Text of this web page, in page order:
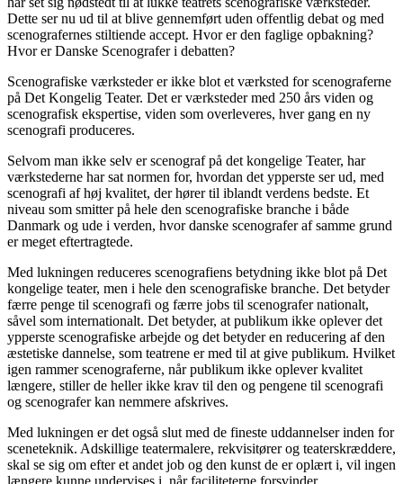
Dette ser nu ud til at blive gennemført uden offentlig debat og med
scenografernes stiltiende accept. Hvor er den faglige opbakning?
Hvor er Danske Scenografer i debatten?
Scenografiske værksteder er ikke blot et værksted for scenograferne
på Det Kongelig Teater. Det er værksteder med 250 års viden og
scenografisk ekspertise, viden som overleveres, hver gang en ny
scenografi produceres.
Selvom man ikke selv er scenograf på det kongelige Teater, har
værkstederne har sat normen for, hvordan det ypperste ser ud, med
scenografi af høj kvalitet, der hører til iblandt verdens bedste. Et
niveau som smitter på hele den scenografiske branche i både
Danmark og ude i verden, hvor danske scenografer af samme grund
er meget eftertragtede.
Med lukningen reduceres scenografiens betydning ikke blot på Det
kongelige teater, men i hele den scenografiske branche. Det betyder
færre penge til scenografi og færre jobs til scenografer nationalt,
såvel som internationalt. Det betyder, at publikum ikke oplever det
ypperste scenografiske arbejde og det betyder en reducering af den
æstetiske dannelse, som teatrene er med til at give publikum. Hvilket
igen rammer scenograferne, når publikum ikke oplever kvalitet
længere, stiller de heller ikke krav til den og pengene til scenografi
og scenografer kan nemmere afskrives.
Med lukningen er det også slut med de fineste uddannelser inden for
sceneteknik. Adskillige teatermalere, rekvisitører og teaterskræddere,
skal se sig om efter et andet job og den kunst de er oplært i, vil ingen